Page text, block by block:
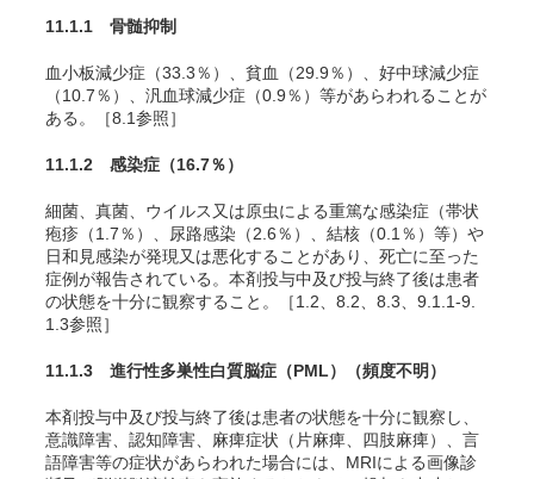
11.1.1 骨髄抑制
血小板減少症（33.3％）、貧血（29.9％）、好中球減少症
（10.7％）、汎血球減少症（0.9％）等があらわれることが
ある。［8.1参照］
11.1.2 感染症 （16.7％）
細菌、真菌、ウイルス又は原虫による重篤な感染症（帯状
疱疹（1.7％）、尿路感染（2.6％）、結核（0.1％）等）や
日和見感染が発現又は悪化することがあり、死亡に至った
症例が報告されている。本剤投与中及び投与終了後は患者
の状態を十分に観察すること。［1.2、8.2、8.3、9.1.1-9.
1.3参照］
11.1.3 進行性多巣性白質脳症（PML） （頻度不明）
本剤投与中及び投与終了後は患者の状態を十分に観察し、
意識障害、認知障害、麻痺症状（片麻痺、四肢麻痺）、言
語障害等の症状があらわれた場合には、MRIによる画像診